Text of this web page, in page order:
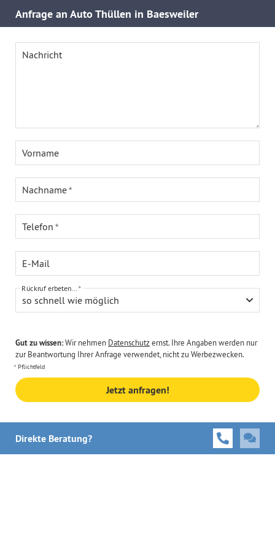
Anfrage an Auto Thüllen in Baesweiler
Nachricht
Vorname
Nachname
Telefon
E-Mail
so schnell wie möglich
Rückruf erbeten...
Gut zu wissen:Wir nehmen Datenschutzernst. Ihre Angaben werden nur
zur Beantwortung Ihrer Anfrage verwendet, nicht zu Werbezwecken.
Pflichtfeld
Jetzt anfragen!
Direkte Beratung?